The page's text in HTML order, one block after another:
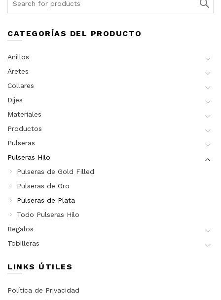
CATEGORÍAS DEL PRODUCTO
Anillos
Aretes
Collares
Dijes
Materiales
Productos
Pulseras
Pulseras Hilo
Pulseras de Gold Filled
Pulseras de Oro
Pulseras de Plata
Todo Pulseras Hilo
Regalos
Tobilleras
LINKS ÚTILES
Política de Privacidad